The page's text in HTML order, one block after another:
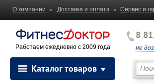
О компании Доставка и оплата Сервис и
Работаем ежедневно с 2009 года
8
не
Каталог товаров